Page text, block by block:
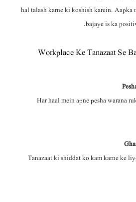
hal talash karne ki koshish karein. Aapka
bajaye is ka
Workplace Ke Tanazaat Se
Har haal mein apne pesha warana
Tanazaat ki shiddat ko kam karne ke